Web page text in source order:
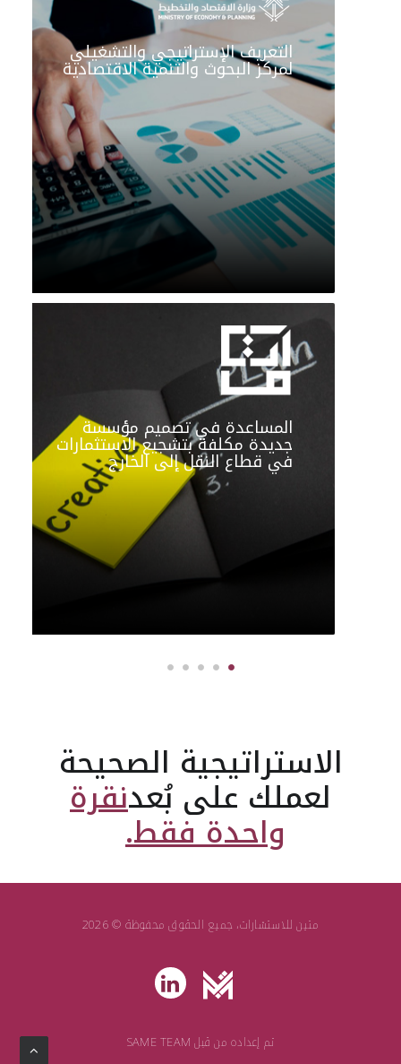
التعريف الإستراتيجي والتشغيلي
لمركز البحوث والتنمية الاقتصادية
المساعدة في تصميم مؤسسة
جديدة مكلفة بتشجيع الاستثمارات
في قطاع النقل إلى الخارج
الاستراتيجية الصحيحة
لعملك على بُعدنقرة
واحدة فقط.
متين للاستشارات، جميع الحقوق محفوظة © 2026
تم إعداده من قبل SAME TEAM